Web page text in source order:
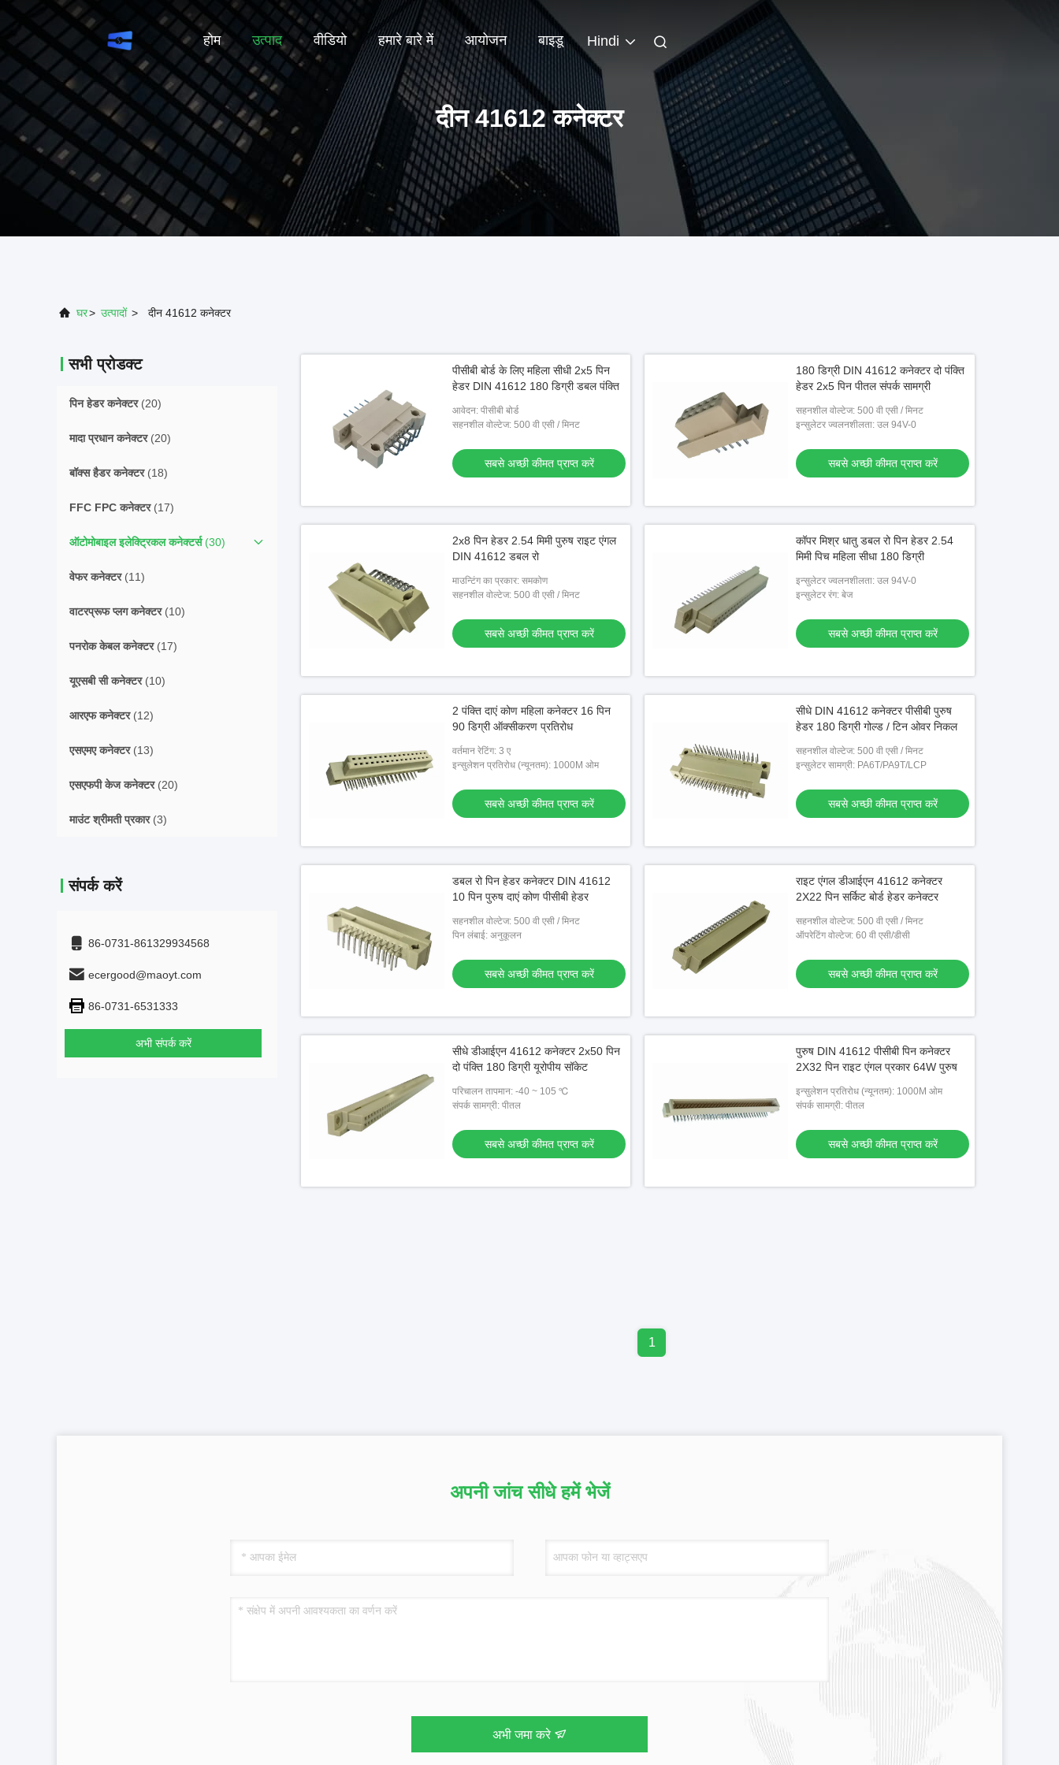
होम उत्पाद वीडियो हमारे बारे में आयोजन बाइडू Hindi
दीन 41612 कनेक्टर
घर> उत्पादों > दीन 41612 कनेक्टर
सभी प्रोडक्ट
पिन हेडर कनेक्टर(20)
मादा प्रधान कनेक्टर(20)
बॉक्स हैडर कनेक्टर(18)
FFC FPC कनेक्टर(17)
ऑटोमोबाइल इलेक्ट्रिकल कनेक्टर्स(30)
वेफर कनेक्टर(11)
वाटरप्रूफ प्लग कनेक्टर(10)
पनरोक केबल कनेक्टर(17)
यूएसबी सी कनेक्टर(10)
आरएफ कनेक्टर(12)
एसएमए कनेक्टर(13)
एसएफपी केज कनेक्टर(20)
माउंट श्रीमती प्रकार(3)
संपर्क करें
86-0731-861329934568
ecergood@maoyt.com
86-0731-6531333
अभी संपर्क करें
पीसीबी बोर्ड के लिए महिला सीधी 2x5 पिन
हेडर DIN 41612 180 डिग्री डबल पंक्ति
आवेदन: पीसीबी बोर्ड
सहनशील वोल्टेज: 500 वी एसी / मिनट
सबसे अच्छी कीमत प्राप्त करें
180 डिग्री DIN 41612 कनेक्टर दो पंक्ति
हेडर 2x5 पिन पीतल संपर्क सामग्री
सहनशील वोल्टेज: 500 वी एसी / मिनट
इन्सुलेटर ज्वलनशीलता: उल 94V-0
सबसे अच्छी कीमत प्राप्त करें
2x8 पिन हेडर 2.54 मिमी पुरुष राइट एंगल
DIN 41612 डबल रो
माउन्टिंग का प्रकार: समकोण
सहनशील वोल्टेज: 500 वी एसी / मिनट
सबसे अच्छी कीमत प्राप्त करें
कॉपर मिश्र धातु डबल रो पिन हेडर 2.54
मिमी पिच महिला सीधा 180 डिग्री
इन्सुलेटर ज्वलनशीलता: उल 94V-0
इन्सुलेटर रंग: बेज
सबसे अच्छी कीमत प्राप्त करें
2 पंक्ति दाएं कोण महिला कनेक्टर 16 पिन
90 डिग्री ऑक्सीकरण प्रतिरोध
वर्तमान रेटिंग: 3 ए
इन्सुलेशन प्रतिरोध (न्यूनतम): 1000M ओम
सबसे अच्छी कीमत प्राप्त करें
सीधे DIN 41612 कनेक्टर पीसीबी पुरुष
हेडर 180 डिग्री गोल्ड / टिन ओवर निकल
सहनशील वोल्टेज: 500 वी एसी / मिनट
इन्सुलेटर सामग्री: PA6T/PA9T/LCP
सबसे अच्छी कीमत प्राप्त करें
डबल रो पिन हेडर कनेक्टर DIN 41612
10 पिन पुरुष दाएं कोण पीसीबी हेडर
सहनशील वोल्टेज: 500 वी एसी / मिनट
पिन लंबाई: अनुकूलन
सबसे अच्छी कीमत प्राप्त करें
राइट एंगल डीआईएन 41612 कनेक्टर
2X22 पिन सर्किट बोर्ड हेडर कनेक्टर
सहनशील वोल्टेज: 500 वी एसी / मिनट
ऑपरेटिंग वोल्टेज: 60 वी एसी/डीसी
सबसे अच्छी कीमत प्राप्त करें
सीधे डीआईएन 41612 कनेक्टर 2x50 पिन
दो पंक्ति 180 डिग्री यूरोपीय सॉकेट
परिचालन तापमान: -40 ~ 105 ℃
संपर्क सामग्री: पीतल
सबसे अच्छी कीमत प्राप्त करें
पुरुष DIN 41612 पीसीबी पिन कनेक्टर
2X32 पिन राइट एंगल प्रकार 64W पुरुष
इन्सुलेशन प्रतिरोध (न्यूनतम): 1000M ओम
संपर्क सामग्री: पीतल
सबसे अच्छी कीमत प्राप्त करें
1
अपनी जांच सीधे हमें भेजें
अभी जमा करे